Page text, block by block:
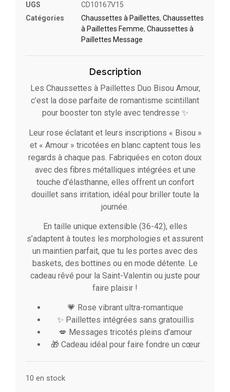
UGS
CD10167V15
Catégories
Chaussettes à Paillette​s, Chaussettes
à Paillettes Femme, Chaussettes à
Paillettes Message​
Description
Les Chaussettes à Paillettes Duo Bisou Amour,
c’est la dose parfaite de romantisme scintillant
pour booster ton style avec tendresse ✨
Leur rose éclatant et leurs inscriptions « Bisou »
et « Amour » tricotées en blanc captent tous les
regards à chaque pas. Fabriquées en coton doux
avec des fibres métalliques intégrées et une
touche d’élasthanne, elles offrent un confort
douillet sans irritation, idéal pour briller toute la
journée.
En taille unique extensible (36-42), elles
s’adaptent à toutes les morphologies et assurent
un maintien parfait, que tu les portes avec des
baskets, des bottines ou en mode détente. Le
cadeau rêvé pour la Saint-Valentin ou juste pour
faire plaisir !
💗 Rose vibrant ultra-romantique
✨ Paillettes intégrées sans gratouillis
💋 Messages tricotés pleins d’amour
🎁 Cadeau idéal pour faire fondre un cœur
10 en stock